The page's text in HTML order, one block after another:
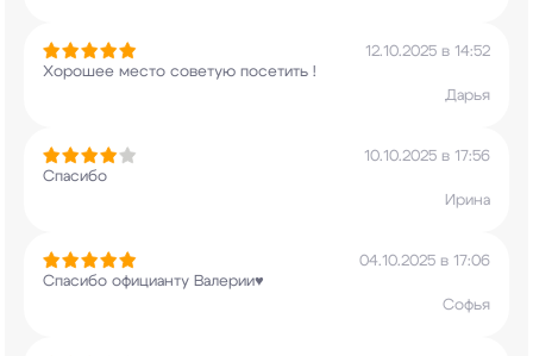
12.10.2025 в 14:52
Хорошее место советую посетить !
Дарья
10.10.2025 в 17:56
Спасибо
Ирина
04.10.2025 в 17:06
Спасибо официанту Валерии♥️
Софья